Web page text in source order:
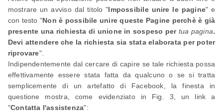
mostrare un avviso dal titolo "Impossibile unire le pagine" e
con testo "Non è possibile unire queste Pagine perchè è già
presente una richiesta di unione in sospeso per tua pagina.
Devi attendere che la richiesta sia stata elaborata per poter
riprovare".
Indipendentemente dal cercare di capire se tale richiesta possa
effettivamente essere stata fatta da qualcuno o se si tratta
semplicemente di un artefatto di Facebook, la finesta in
questione mostra, come evidenziato in Fig. 3, un link a
"Contatta l'assistenza":